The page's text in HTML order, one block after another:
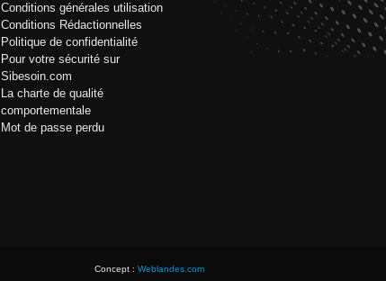
Conditions générales utilisation
Conditions Rédactionnelles
Politique de confidentialité
Pour votre sécurité sur
Sibesoin.com
La charte de qualité
comportementale
Mot de passe perdu
Concept :Weblandes.com